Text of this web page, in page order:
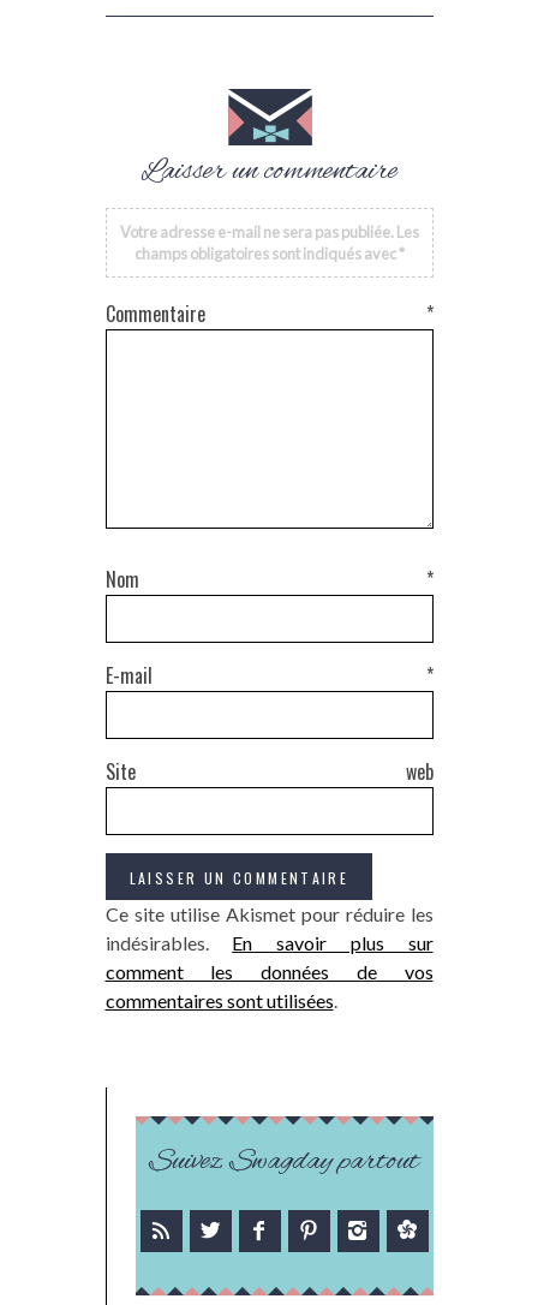
Laisser un commentaire
Votre adresse e-mail ne sera pas publiée. Les
champs obligatoires sont indiqués avec*
Commentaire *
Nom *
E-mail *
Site web
Ce site utilise Akismet pour réduire les
indésirables. En savoir plus sur
comment les données de vos
commentaires sont utilisées
Suivez Swagday partout